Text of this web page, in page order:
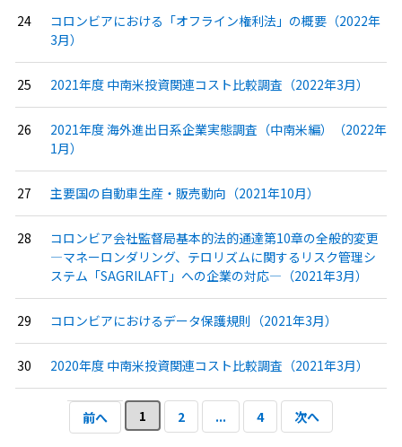
コロンビアにおける「オフライン権利法」の概要（2022年
3月）
2021年度 中南米投資関連コスト比較調査（2022年3月）
2021年度 海外進出日系企業実態調査（中南米編）（2022年
1月）
主要国の自動車生産・販売動向（2021年10月）
コロンビア会社監督局基本的法的通達第10章の全般的変更
―マネーロンダリング、テロリズムに関するリスク管理シ
ステム「SAGRILAFT」への企業の対応―（2021年3月）
コロンビアにおけるデータ保護規則（2021年3月）
2020年度 中南米投資関連コスト比較調査（2021年3月）
前へ 1 2 ... 4 次へ